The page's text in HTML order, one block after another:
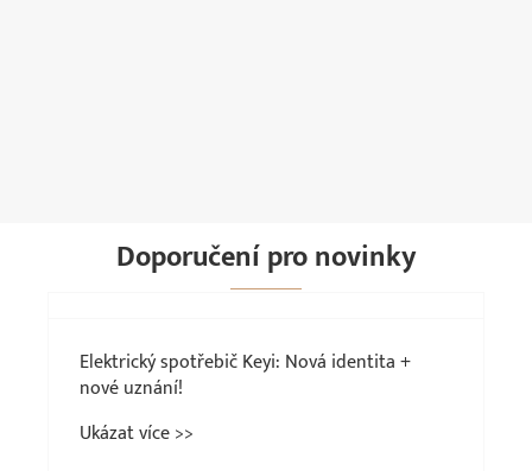
Doporučení pro novinky
Elektrický spotřebič Keyi: Nová identita +